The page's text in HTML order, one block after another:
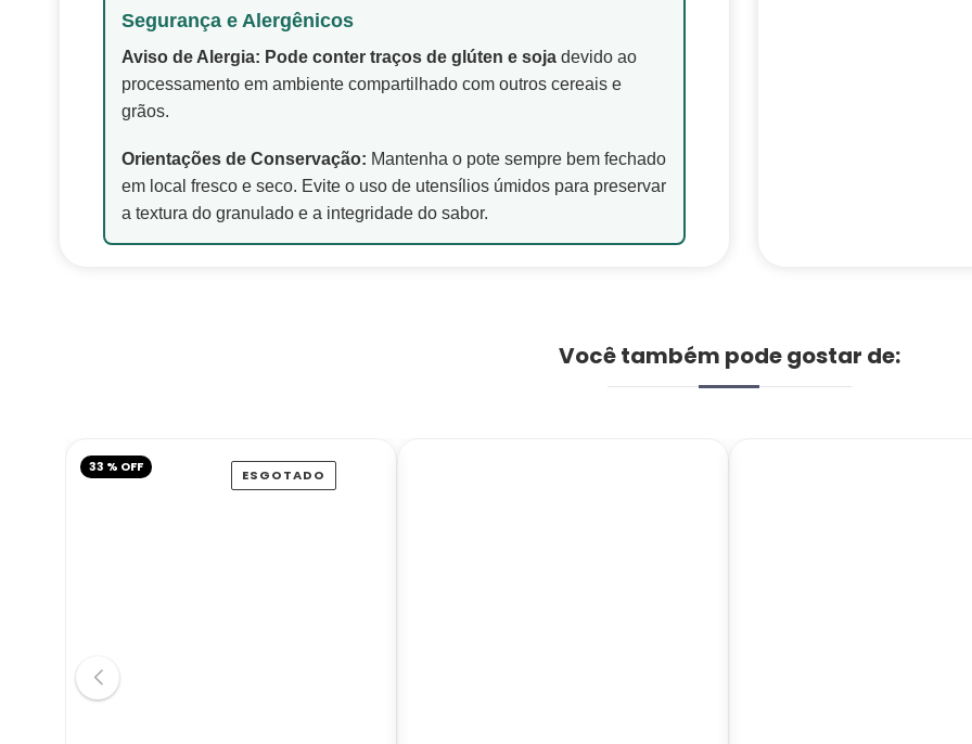
Segurança e Alergênicos
Aviso de Alergia: Pode conter traços de glúten e soja devido ao
processamento em ambiente compartilhado com outros cereais e
grãos.
Orientações de Conservação: Mantenha o pote sempre bem fechado
em local fresco e seco. Evite o uso de utensílios úmidos para preservar
a textura do granulado e a integridade do sabor.
Você também pode gostar de:
ESGOTADO
33 % OFF